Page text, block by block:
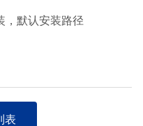
，默认安装路径
表